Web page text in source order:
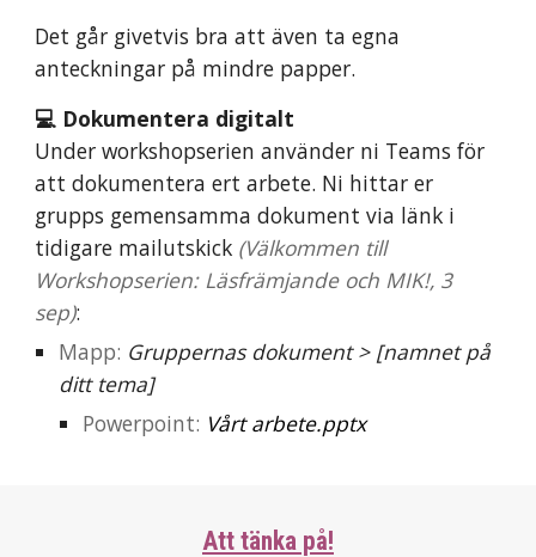
Det går givetvis bra att även ta egna
anteckningar på mindre papper.
💻 Dokumentera digitalt
Under workshopserien använder ni Teams för
att dokumentera ert arbete. Ni hittar er
grupps gemensamma dokument via länk i
tidigare mailutskick (Välkommen till
Workshopserien: Läsfrämjande och MIK!, 3
sep):
Mapp: Gruppernas dokument > [namnet på
ditt tema]
Powerpoint: Vårt arbete.pptx
Att tänka på!